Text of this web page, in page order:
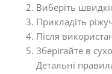
Виберіть
Прикладіть
Після
Зберігайте в
Детальні